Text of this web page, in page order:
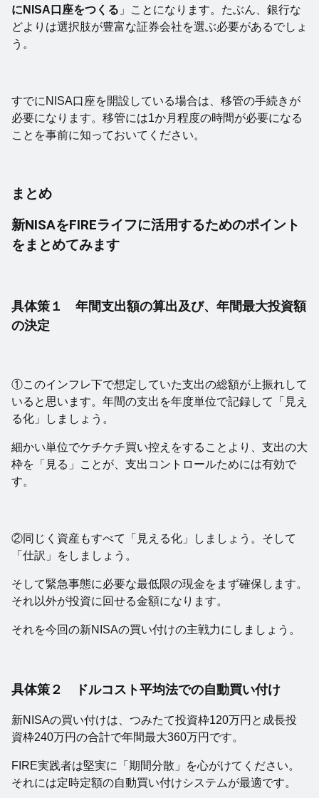
にNISA口座をつくる 」ことになります。たぶん、銀行な
どよりは選択肢が豊富な証券会社を選ぶ必要があるでしょ
う。
すでにNISA口座を開設している場合は、移管の手続きが
必要になります。移管には1か月程度の時間が必要になる
ことを事前に知っておいてください。
まとめ
新NISAをFIREライフに活用するためのポイント
をまとめてみます
具体策１ 年間支出額の算出及び、年間最大投資額
の決定
①このインフレ下で想定していた支出の総額が上振れして
いると思います。年間の支出を年度単位で記録して「見え
る化」しましょう。
細かい単位でケチケチ買い控えをすることより、支出の大
枠を「見る」ことが、支出コントロールためには有効で
す。
②同じく資産もすべて「見える化」しましょう。そして
「仕訳」をしましょう。
そして緊急事態に必要な最低限の現金をまず確保します。
それ以外が投資に回せる金額になります。
それを今回の新NISAの買い付けの主戦力にしましょう。
具体策２ ドルコスト平均法での自動買い付け
新NISAの買い付けは、つみたて投資枠120万円と成長投
資枠240万円の合計で年間最大360万円です。
FIRE実践者は堅実に「期間分散」を心がけてください。
それには定時定額の自動買い付けシステムが最適です。